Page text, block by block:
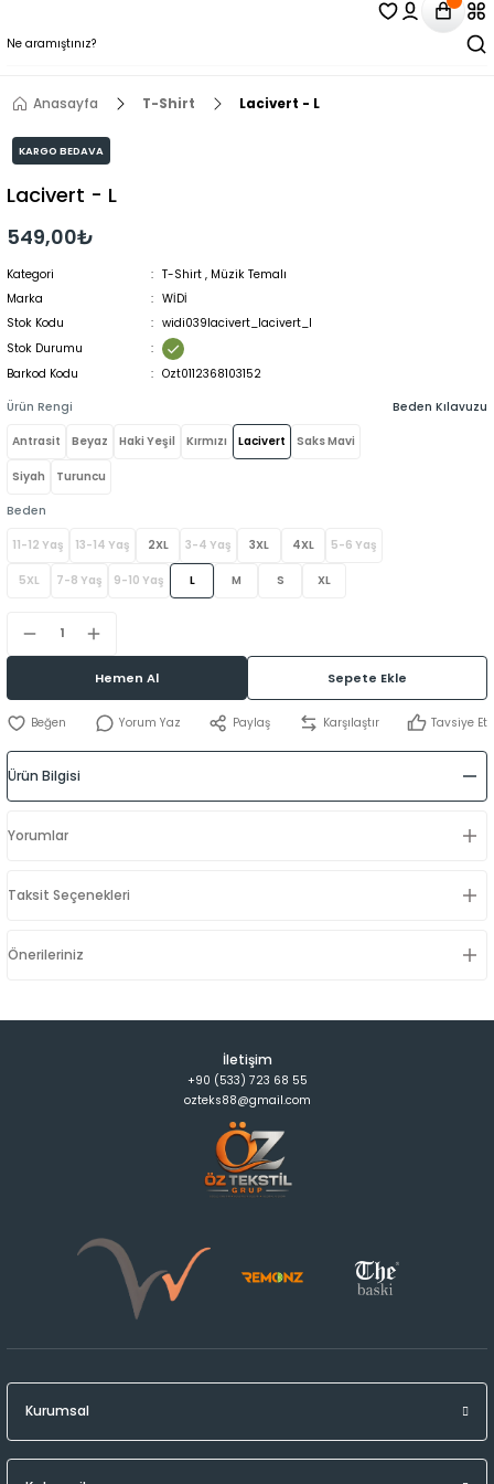
Anasayfa T-Shirt Lacivert - L
KARGO BEDAVA
Lacivert - L
549,00₺
Kategori T-Shirt , Müzik Temalı
Marka
WİDİ
Stok Kodu
widi039lacivert_lacivert_l
Stok Durumu
Barkod Kodu
Ozt0112368103152
Ürün Rengi
Antrasit Beyaz Haki Yeşil Kırmızı Lacivert Saks Mavi
Siyah Turuncu
Beden
11-12 Yaş 13-14 Yaş 2XL 3-4 Yaş 3XL 4XL 5-6 Yaş
5XL 7-8 Yaş 9-10 Yaş L M S XL
Beden Kılavuzu
Hemen Al Sepete Ekle
Yorum Yaz Paylaş Karşılaştır Tavsiye Et
Ürün Bilgisi
Yorumlar
Taksit Seçenekleri
Önerileriniz
İletişim
+90 (533) 723 68 55
ozteks88@gmail.com
Kurumsal